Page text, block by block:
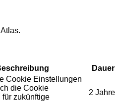
Dauer
Cookie Einstellungen
die Cookie
für zukünftige
2 Jahre